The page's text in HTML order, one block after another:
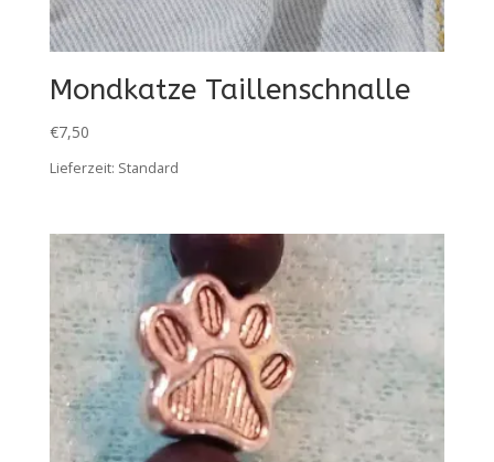
Mondkatze Taillenschnalle
€7,50
Lieferzeit: Standard